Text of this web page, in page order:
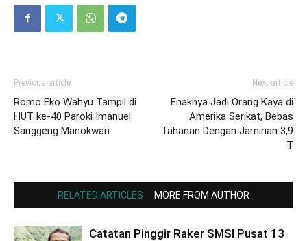
Previous article
Romo Eko Wahyu Tampil di
HUT ke-40 Paroki Imanuel
Sanggeng Manokwari
Next article
Enaknya Jadi Orang Kaya di
Amerika Serikat, Bebas
Tahanan Dengan Jaminan 3,9
T
RELATED ARTICLES MORE FROM AUTHOR
Catatan Pinggir Raker SMSI Pusat 13